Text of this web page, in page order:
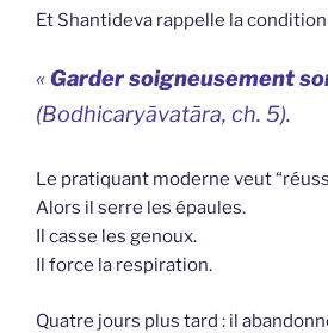
Et Shantideva rappelle la condition
«Garder soigneusement
(Bodhicaryāvatāra, ch. 5).
Le pratiquant moderne veut
Alors il serre les épaules.
Il casse les genoux.
Il force la respiration.
Quatre jours plus tard : il